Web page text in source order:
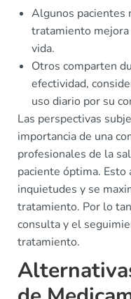
Algunos pacientes
tratamiento
vida.
Otros comparten
efectividad,
uso diario por su
Las perspectivas
importancia de una
profesionales de la
paciente óptima. Esto
inquietudes y se
tratamiento. Por lo
consulta y el
tratamiento.